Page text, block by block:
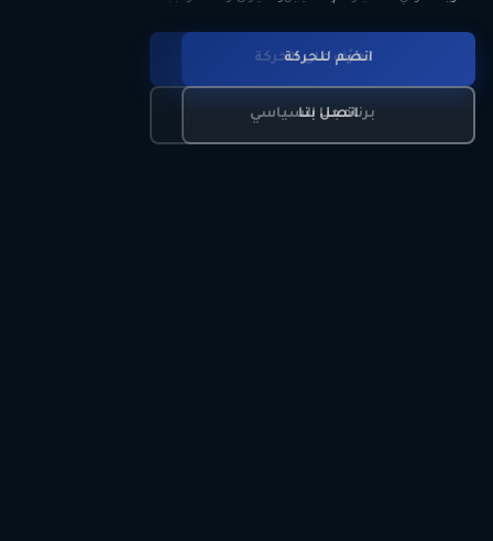
تعرّف على الحركة
برنامجنا السياسي
انضم للحركة
اتصل بنا